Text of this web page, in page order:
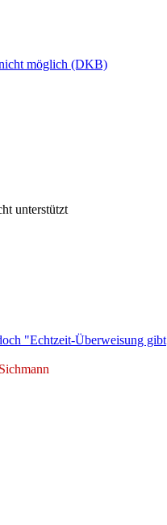
nicht möglich (DKB)
unterstützt
"Echtzeit-Überweisung gibt